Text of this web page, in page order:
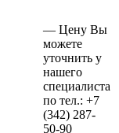
— Цену Вы
можете
уточнить у
нашего
специалиста
по тел.: +7
(342) 287-
50-90